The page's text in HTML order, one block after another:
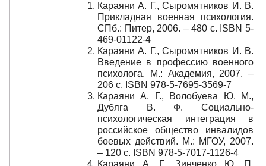
Караяни А. Г., Сыромятников И. В.
Прикладная военная психология.
СПб.: Питер, 2006. – 480 с. ISBN 5-
469-01122-4
Караяни А. Г., Сыромятников И. В.
Введение в профессию военного
психолога. М.: Академия, 2007. –
206 с. ISBN 978-5-7695-3569-7
Караяни А. Г., Волобуева Ю. М.,
Дубяга В. Ф. Социально-
психологическая интеграция в
российское общество инвалидов
боевых действий. М.: МГОУ, 2007.
– 120 с. ISBN 978-5-7017-1126-4